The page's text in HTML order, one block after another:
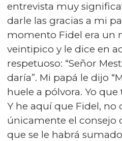
entrevista muy
darle las gracias a mi
momento Fidel era un
veintipico y le dice en
respetuoso: “Señor
daría”. Mi papá le dijo
huele a pólvora. Yo que
Y he aquí que Fidel,
únicamente el consejo
que se le habrá